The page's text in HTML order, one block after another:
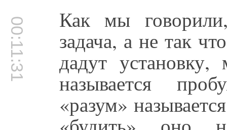
00:11:31 Как мы
задача, а не так
дадут
называется
«разум»